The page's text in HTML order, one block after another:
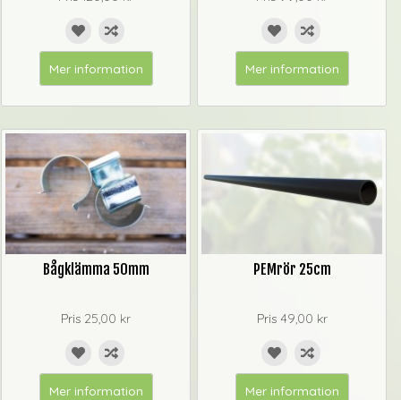
Mer information Mer information
Bågklämma 50mm
Pris 25,00 kr
Mer information
PEMrör 25cm
Pris 49,00 kr
Mer information